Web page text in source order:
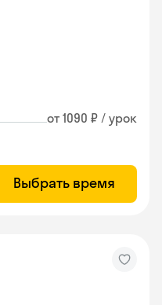
от 1090 ₽ / урок
Выбрать время